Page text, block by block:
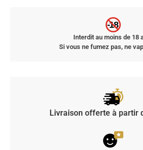
-18
Interdit au moins de 18
Si vous ne fumez pas, ne
Livraison offerte à partir